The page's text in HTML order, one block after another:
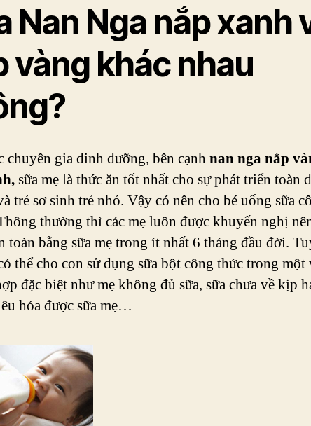
Nan Nga nắp xanh
vàng khác nhau
chuyên gia dinh dưỡng, bên cạnhnan nga nắp
,sữa mẹ là thức ăn tốt nhất cho sự phát triển toàn
trẻ sơ sinh trẻ nhỏ. Vậy có nên cho bé uống sữa
thường thì các mẹ luôn được khuyến nghị
toàn bằng sữa mẹ trong ít nhất 6 tháng đầu đời.
thể cho con sử dụng sữa bột công thức trong một
đặc biệt như mẹ không đủ sữa, sữa chưa về kịp
hóa được sữa mẹ…